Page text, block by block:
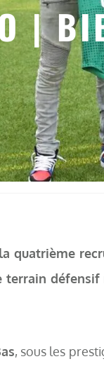
|
quatrième
défensif
, sous les